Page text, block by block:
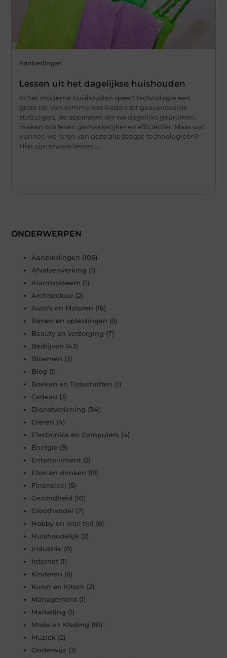
Aanbiedingen
Lessen uit het dagelijkse huishouden
In het moderne huishouden speelt technologie een
grote rol. Van slimme koelkasten tot geavanceerde
stofzuigers, de apparaten die we dagelijks gebruiken,
maken ons leven gemakkelijker en efficiënter. Maar wat
kunnen we leren van deze alledaagse technologieën?
Hier zijn enkele lessen ...
ONDERWERPEN
Aanbiedingen (106)
Afvalverwerking (1)
Alarmsysteem (1)
Architectuur (2)
Auto’s en Motoren (16)
Banen en opleidingen (5)
Beauty en verzorging (7)
Bedrijven (43)
Bloemen (2)
Blog (1)
Boeken en Tijdschriften (1)
Cadeau (3)
Dienstverlening (34)
Dieren (4)
Electronica en Computers (4)
Energie (3)
Entertainment (3)
Eten en drinken (19)
Financieel (5)
Gezondheid (10)
Groothandel (7)
Hobby en vrije tijd (8)
Huishoudelijk (2)
Industrie (8)
Internet (1)
Kinderen (6)
Kunst en Kitsch (2)
Management (1)
Marketing (1)
Mode en Kleding (10)
Muziek (2)
Onderwijs (3)